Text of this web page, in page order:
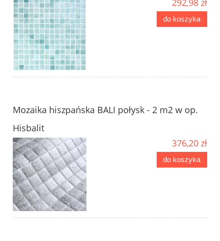
292,98 zł
do koszyka
Mozaika hiszpańska BALI połysk - 2 m2 w op.
Hisbalit
376,20 zł
do koszyka